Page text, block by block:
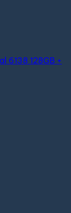
6138 128GB +